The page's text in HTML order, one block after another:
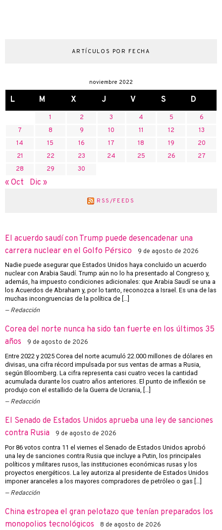
ARTÍCULOS POR FECHA
noviembre 2022
L M X J V S D
1 2 3 4 5
6
7
8 9 10 11 12
13
14
15 16 17 18 19
20
21
22 23 24 25 26
27
28
29 30
« Oct Dic »
RSS/FEEDS
El acuerdo saudí con Trump puede desencadenar una
carrera nuclear en el Golfo Pérsico
9 de agosto de 2026
Nadie puede asegurar que Estados Unidos haya concluido un acuerdo
nuclear con Arabia Saudí. Trump aún no lo ha presentado al Congreso y,
además, ha impuesto condiciones adicionales: que Arabia Saudí se una a
los Acuerdos de Abraham y, por lo tanto, reconozca a Israel. Es una de las
muchas incongruencias de la política de […]
Redacción
Corea del norte nunca ha sido tan fuerte en los últimos 35
años
9 de agosto de 2026
Entre 2022 y 2025 Corea del norte acumuló 22.000 millones de dólares en
divisas, una cifra récord impulsada por sus ventas de armas a Rusia,
según Bloomberg. La cifra representa casi cuatro veces la cantidad
acumulada durante los cuatro años anteriores. El punto de inflexión se
produjo con el estallido de la Guerra de Ucrania, […]
Redacción
El Senado de Estados Unidos aprueba una ley de sanciones
contra Rusia
9 de agosto de 2026
Por 86 votos contra 11 el viernes el Senado de Estados Unidos aprobó
una ley de sanciones contra Rusia que incluye a Putin, los principales
políticos y militares rusos, las instituciones económicas rusas y los
proyectos energéticos. La ley autoriza al presidente de Estados Unidos
imponer aranceles a los mayores compradores de petróleo o gas […]
Redacción
China estropea el gran pelotazo que tenían preparados los
monopolios tecnológicos
8 de agosto de 2026